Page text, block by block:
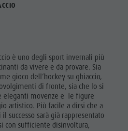
è uno degli sport invernali più
da vivere e da provare. Sia
gioco dell’hockey su ghiaccio,
di fronte, sia che lo si
eleganti movenze e le figure
artistico. Più facile a dirsi che a
successo sarà già rappresentato
con sufficiente disinvoltura,